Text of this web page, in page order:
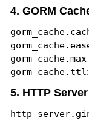
4. GORM
gorm_cache.ttl
5. HTTP Server